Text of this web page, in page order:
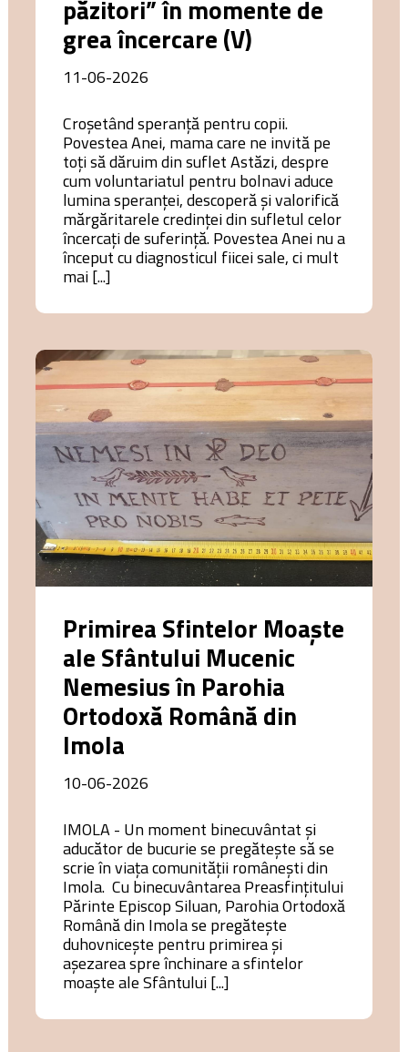
păzitori” în momente de
grea încercare (V)
11-06-2026
Croșetând speranță pentru copii.
Povestea Anei, mama care ne invită pe
toți să dăruim din suflet Astăzi, despre
cum voluntariatul pentru bolnavi aduce
lumina speranţei, descoperă şi valorifică
mărgăritarele credinţei din sufletul celor
încercaţi de suferinţă. Povestea Anei nu a
început cu diagnosticul fiicei sale, ci mult
mai [...]
Primirea Sfintelor Moaște
ale Sfântului Mucenic
Nemesius în Parohia
Ortodoxă Română din
Imola
10-06-2026
IMOLA - Un moment binecuvântat și
aducător de bucurie se pregătește să se
scrie în viața comunității românești din
Imola. Cu binecuvântarea Preasfințitului
Părinte Episcop Siluan, Parohia Ortodoxă
Română din Imola se pregătește
duhovnicește pentru primirea și
așezarea spre închinare a sfintelor
moaște ale Sfântului [...]